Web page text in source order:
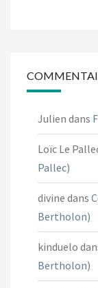
Julien dans
Loïc Le
Pallec)
divine dans
Bertholon)
kinduelo
Bertholon)